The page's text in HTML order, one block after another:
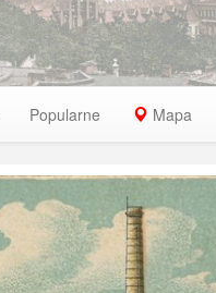
Popularne Mapa